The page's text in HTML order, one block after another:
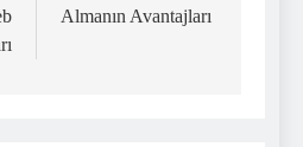
Almanın Avantajları